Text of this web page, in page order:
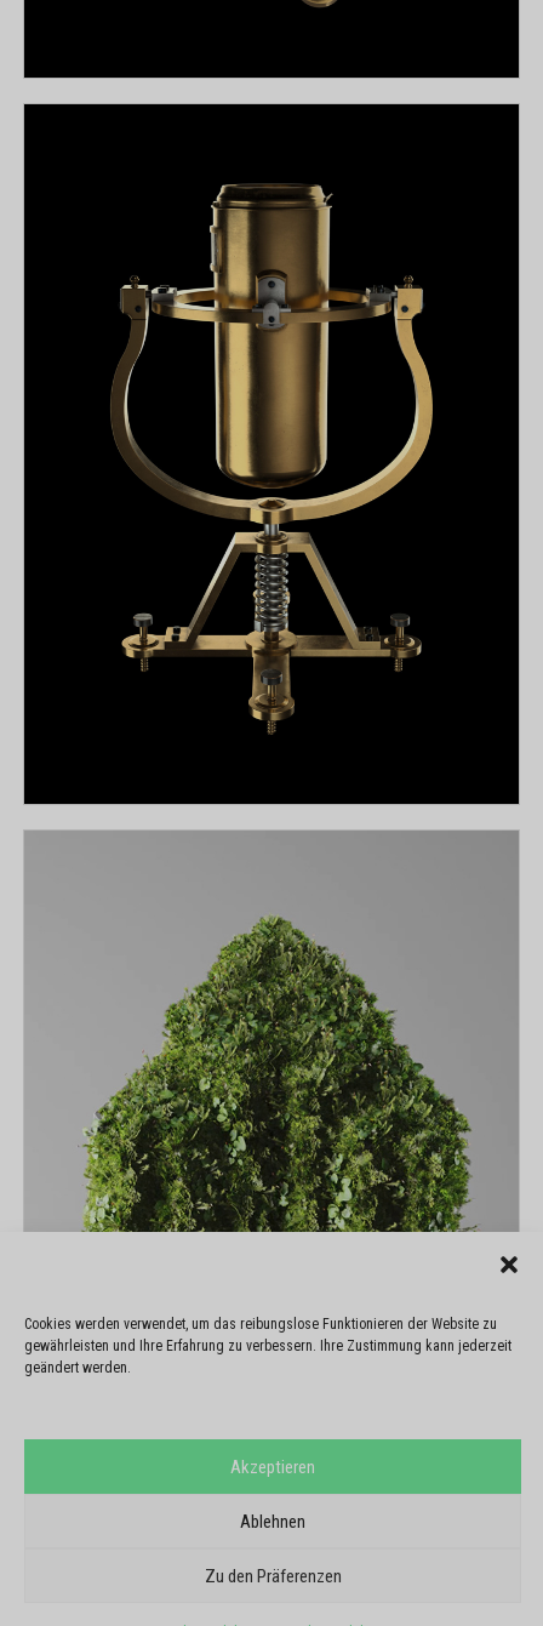
Cookies werden verwendet, um das reibungslose Funktionieren der Website zu
gewährleisten und Ihre Erfahrung zu verbessern. Ihre Zustimmung kann jederzeit
geändert werden.
Akzeptieren
Ablehnen
Zu den Präferenzen